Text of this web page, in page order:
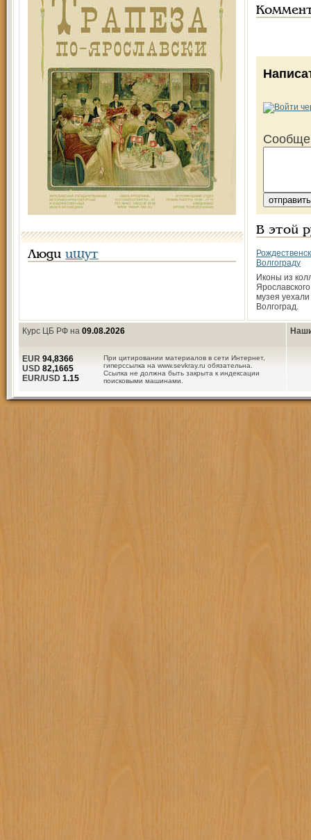
Люди ищут
В этой
Волгограду
Иконы из
музея уехали
Волгоград.
Курс ЦБ РФ на 09.08.2026
При цитировании материалов в сети Интернет,
гиперссылка на www.sevkray.ru обязательна.
Ссылка не должна быть закрыта к индексации
поисковыми машинами.
EUR 94,8366
USD 82,1665
EUR/USD 1.15